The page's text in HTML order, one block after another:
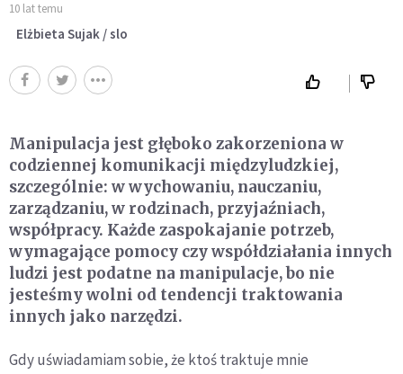
10 lat temu
Elżbieta Sujak / slo
Manipulacja jest głęboko zakorzeniona w
codziennej komunikacji międzyludzkiej,
szczególnie: w wychowaniu, nauczaniu,
zarządzaniu, w rodzinach, przyjaźniach,
współpracy. Każde zaspokajanie potrzeb,
wymagające pomocy czy współdziałania innych
ludzi jest podatne na manipulacje, bo nie
jesteśmy wolni od tendencji traktowania
innych jako narzędzi.
Gdy uświadamiam sobie, że ktoś traktuje mnie